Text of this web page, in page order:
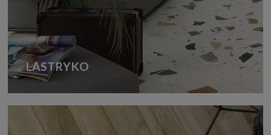
staje się nie tylko wydajne, ale także komfortowe w
użytkowaniu. Płytki są również odporne na wysoką
temperaturę, co zapewnia bezpieczeństwo oraz trwałość
systemu. Warto zatem rozważyć takie rozwiązanie przy
planowaniu ogrzewania podłogowego.
LASTRYKO